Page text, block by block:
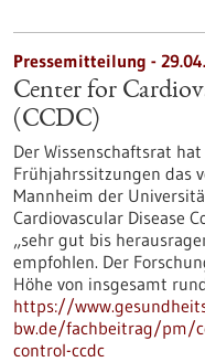
Pressemitteilung -
Center for
(CCDC)
Der Wissenschaftsrat
Frühjahrssitzungen das
Mannheim der
Cardiovascular Disease
„sehr gut bis
empfohlen. Der
Höhe von insgesamt
https://
bw.de/fachbeitrag/pm/
control-ccdc